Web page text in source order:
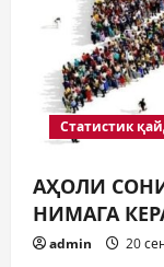
Статистик
АҲОЛИ
НИМАГА
admin 20